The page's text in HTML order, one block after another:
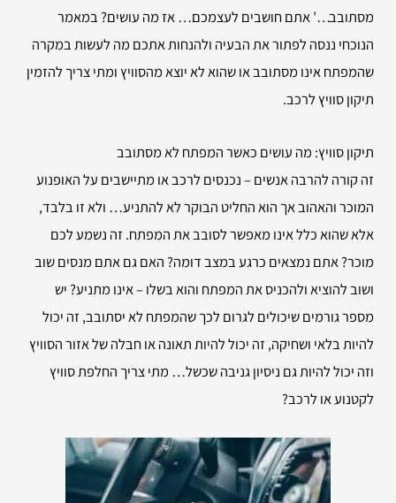
מסתובב…’ אתם חושבים לעצמכם… אז מה עושים? במאמר
הנוכחי ננסה לפתור את הבעיה ולהנחות אתכם מה לעשות במקרה
שהמפתח אינו מסתובב או שהוא לא יוצא מהסוויץ ומתי צריך להזמין
תיקון סוויץ לרכב.
תיקון סוויץ: מה עושים כאשר המפתח לא מסתובב
זה קורה להרבה אנשים – נכנסים לרכב או מתיישבים על האופנוע
המוכר והאהוב אך הוא החליט הבוקר לא להתניע… ולא זו בלבד,
אלא שהוא כלל אינו מאפשר לסובב את המפתח. זה נשמע לכם
מוכר? אתם נמצאים כרגע במצב דומה? האם גם אתם מנסים שוב
ושוב להוציא ולהכניס את המפתח והוא בשלו – אינו מתניע? יש
מספר גורמים שיכולים לגרום לכך שהמפתח לא יסתובב, זה יכול
להיות בלאי ושחיקה, זה יכול להיות תאונה או חבלה של אזור הסוויץ
וזה יכול להיות גם ניסיון גניבה שכשל… מתי צריך החלפת סוויץ
לקטנוע או לרכב?